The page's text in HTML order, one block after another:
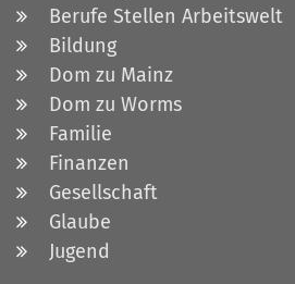
Berufe Stellen Arbeitswelt
Bildung
Dom zu Mainz
Dom zu Worms
Familie
Finanzen
Gesellschaft
Glaube
Jugend